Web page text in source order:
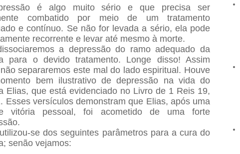
é algo muito sério e que precisa ser
combatido por meio de um tratamento
e contínuo. Se não for levada a sério, ela pode
recorrente e levar até mesmo à morte.
a depressão do ramo adequado da
para o devido tratamento. Longe disso! Assim
separaremos este mal do lado espiritual. Houve
bem ilustrativo de depressão na vida do
Elias, que está evidenciado no Livro de 1 Reis 19,
Esses versículos demonstram que Elias, após uma
vitória pessoal, foi acometido de uma forte
se dos seguintes parâmetros para a cura do
senão vejamos: